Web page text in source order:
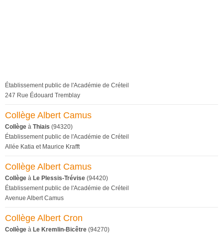
Établissement public de l'Académie de Créteil
247 Rue Édouard Tremblay
Collège Albert Camus
Collège à Thiais (94320)
Établissement public de l'Académie de Créteil
Allée Katia et Maurice Krafft
Collège Albert Camus
Collège à Le Plessis-Trévise (94420)
Établissement public de l'Académie de Créteil
Avenue Albert Camus
Collège Albert Cron
Collège à Le Kremlin-Bicêtre (94270)